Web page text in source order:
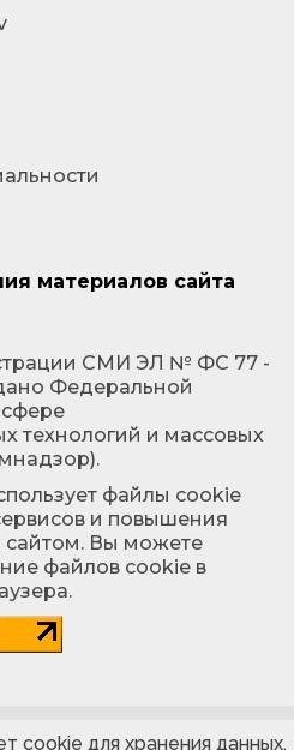
материалов сайта
СМИ ЭЛ № ФС 77 -
Федеральной
технологий и массовых
файлы cookie
и повышения
сайтом. Вы можете
файлов cookie в
cookie для хранения данных.